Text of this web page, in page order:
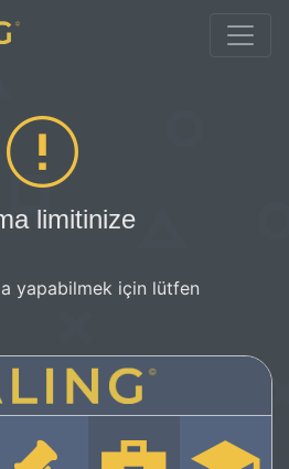
limitinize
yapabilmek için lütfen